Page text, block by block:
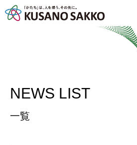
NEWS LIST
一覧